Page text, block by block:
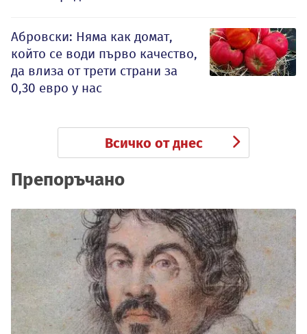
Абровски: Няма как домат,
който се води първо качество,
да влиза от трети страни за
0,30 евро у нас
Всичко от днес
Препоръчано